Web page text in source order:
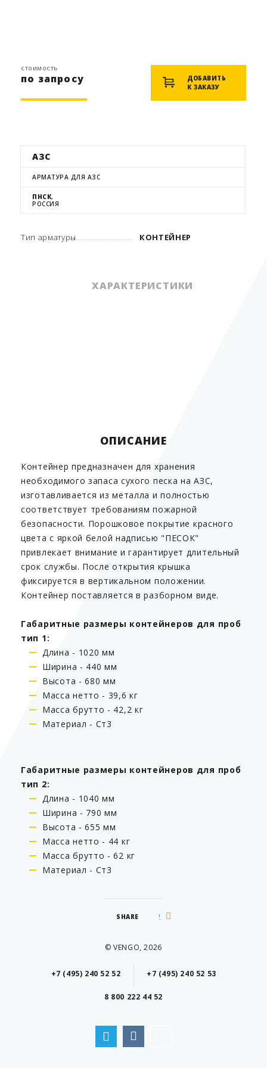
стоимость
по запросу
ДОБАВИТЬ
К ЗАКАЗУ
АЗС
АРМАТУРА ДЛЯ АЗС
ПНСК,
РОССИЯ
Тип арматуры КОНТЕЙНЕР
ХАРАКТЕРИСТИКИ
ОПИСАНИЕ
Контейнер предназначен для хранения
необходимого запаса сухого песка на АЗС,
изготавливается из металла и полностью
соответствует требованиям пожарной
безопасности. Порошковое покрытие красного
цвета с яркой белой надписью "ПЕСОК"
привлекает внимание и гарантирует длительный
срок службы. После открытия крышка
фиксируется в вертикальном положении.
Контейнер поставляется в разборном виде.
Габаритные размеры контейнеров для проб
тип 1:
Длина - 1020 мм
Ширина - 440 мм
Высота - 680 мм
Масса нетто - 39,6 кг
Масса брутто - 42,2 кг
Материал - Ст3
Габаритные размеры контейнеров для проб
тип 2:
Длина - 1040 мм
Ширина - 790 мм
Высота - 655 мм
Масса нетто - 44 кг
Масса брутто - 62 кг
Материал - Ст3
SHARE
© VENGO, 2026
+7 (495) 240 52 52 +7 (495) 240 52 53
8 800 222 44 52